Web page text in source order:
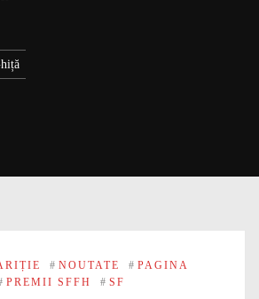
# NOUTATE # PAGINA
PREMII SFFH # SF